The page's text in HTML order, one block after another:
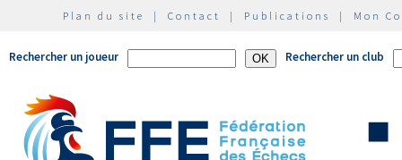
Plan du site | Contact | Publications | Mon
Rechercher un joueur Rechercher un club